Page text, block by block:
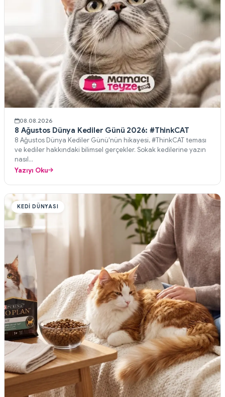
08.08.2026
8 Ağustos Dünya Kediler Günü 2026: #ThinkCAT
8 Ağustos Dünya Kediler Günü'nün hikayesi, #ThinkCAT teması
ve kediler hakkındaki bilimsel gerçekler. Sokak kedilerine yazın
nasıl...
Yazıyı Oku
KEDI DÜNYASI